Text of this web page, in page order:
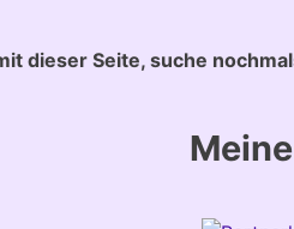
dieser Seite, suche